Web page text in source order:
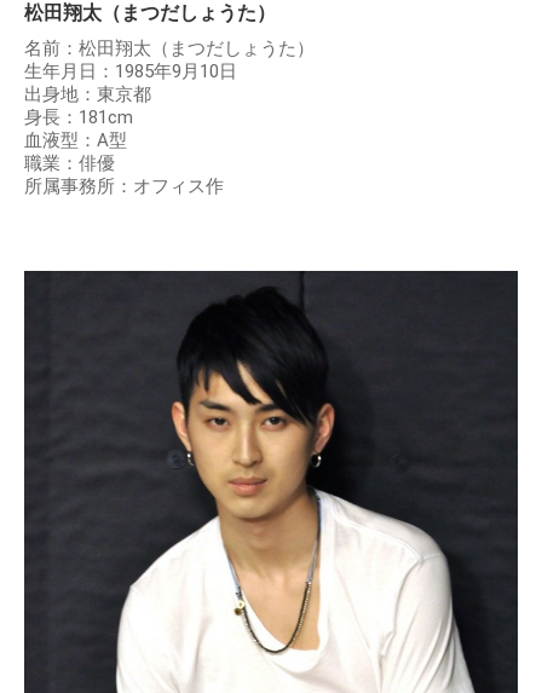
松田翔太（まつだしょうた）
名前：松田翔太（まつだしょうた）
生年月日：1985年9月10日
出身地：東京都
身長：181cm
血液型：A型
職業：俳優
所属事務所：オフィス作